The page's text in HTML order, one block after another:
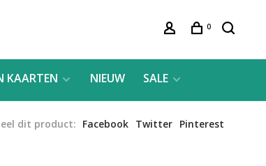
0
KAARTEN NIEUW SALE
dit product: Facebook Twitter Pinterest